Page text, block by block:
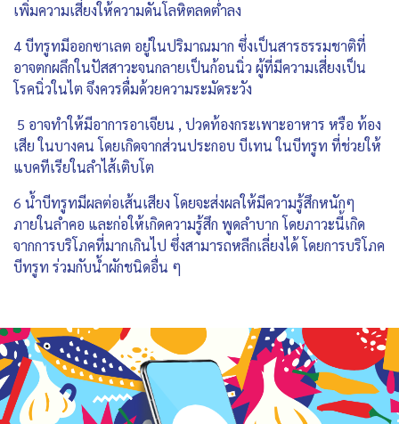
เพิ่มความเสี่ยงให้ความดันโลหิตลดต่ำลง
4 บีทรูทมีออกซาเลต อยู่ในปริมาณมาก ซึ่งเป็นสารธรรมชาติที่
อาจตกผลึกในปัสสาวะจนกลายเป็นก้อนนิ่ว ผู้ที่มีความเสี่ยงเป็น
โรคนิ่วในไต จึงควรดื่มด้วยความระมัดระวัง
5 อาจทำให้มีอาการอาเจียน , ปวดท้องกระเพาะอาหาร หรือ ท้อง
เสีย ในบางคน โดยเกิดจากส่วนประกอบ บีเทน ในบีทรูท ที่ช่วยให้
แบคทีเรียในลำไส้เติบโต
6 น้ำบีทรูทมีผลต่อเส้นเสียง โดยจะส่งผลให้มีความรู้สึกหนักๆ
ภายในลำคอ และก่อให้เกิดความรู้สึก พูดลำบาก โดยภาวะนี้เกิด
จากการบริโภคที่มากเกินไป ซึ่งสามารถหลีกเลี่ยงได้ โดยการบริโภค
บีทรูท ร่วมกับน้ำผักชนิดอื่น ๆ